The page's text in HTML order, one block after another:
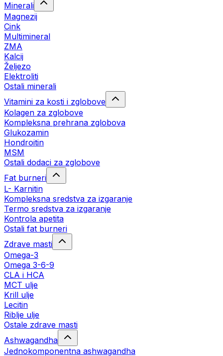
Minerali
Magnezij
Cink
Multimineral
ZMA
Kalcij
Željezo
Elektroliti
Ostali minerali
Vitamini za kosti i zglobove
Kolagen za zglobove
Kompleksna prehrana zglobova
Glukozamin
Hondroitin
MSM
Ostali dodaci za zglobove
Fat burneri
L- Karnitin
Kompleksna sredstva za izgaranje
Termo sredstva za izgaranje
Kontrola apetita
Ostali fat burneri
Zdrave masti
Omega-3
Omega 3-6-9
CLA i HCA
MCT ulje
Krill ulje
Lecitin
Riblje ulje
Ostale zdrave masti
Ashwagandha
Jednokomponentna ashwagandha